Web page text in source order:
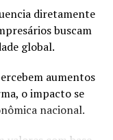
empresa decidiu
empresa
às suas origens.
diretamente
buscam
global.
aumentos
o impacto se
nacional.